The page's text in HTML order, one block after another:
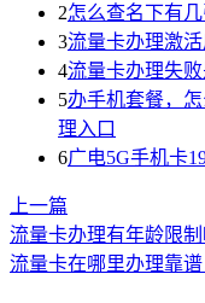
2怎么查名下有
3流量卡办理激
4流量卡办理失
5办手机套餐，
理入口
6广电5G手机卡
上一篇
流量卡办理有年龄限制
流量卡在哪里办理靠